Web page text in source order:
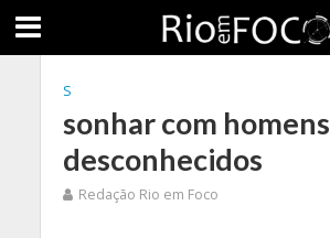
S
sonhar com homens
desconhecidos
Redação Rio em Foco